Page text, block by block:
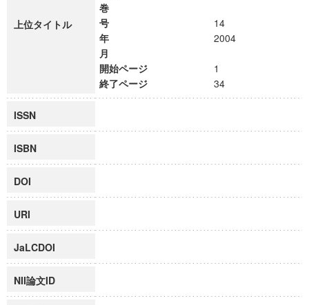
上位タイトル
巻
号
14
年
2004
月
開始ページ
1
終了ページ
34
ISSN
ISBN
DOI
URI
JaLCDOI
NII論文ID